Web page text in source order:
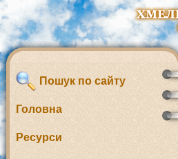
Пошук по сайту
Головна
Ресурси